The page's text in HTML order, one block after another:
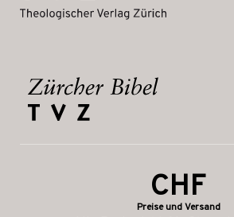
CHF
Preise und Versand